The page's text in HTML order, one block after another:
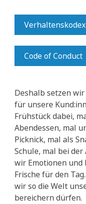
Verhaltenskodex
Code of Conduct
Deshalb setzen
für unsere
Frühstück dabei,
Abendessen, mal
Picknick, mal als
Schule, mal bei
wir Emotionen und
Frische für den
wir so die Welt
bereichern dürfen.